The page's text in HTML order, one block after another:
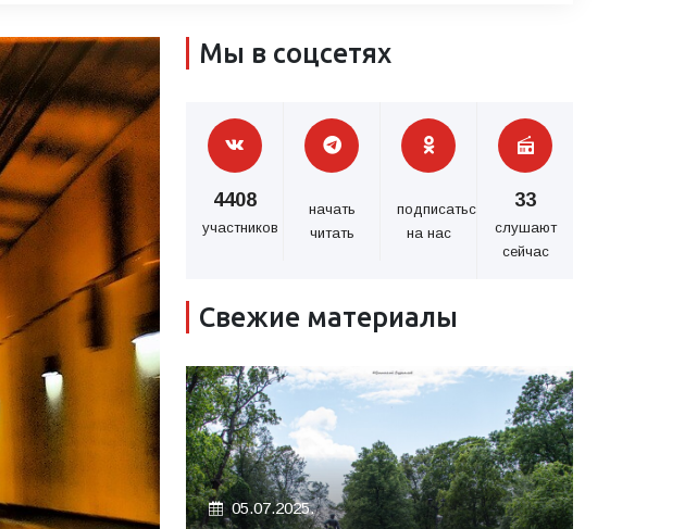
Мы в соцсетях
4408
участников
начать
читать
подписаться
на нас
33
слушают
сейчас
Свежие материалы
05.07.2025.